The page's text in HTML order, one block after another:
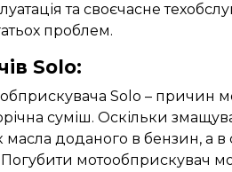
та своєчасне
проблем.
Solo:
Solo – причин
суміш. Оскільки
доданого в бензин, а в
мотообприскувач